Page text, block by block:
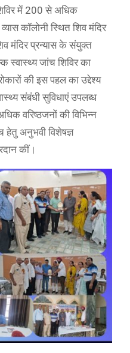
में 200 से अधिक
कॉलोनी स्थित शिव मंदिर
मंदिर प्रन्यास के संयुक्त
स्वास्थ्य जांच शिविर का
की इस पहल का उद्देश्य
संबंधी सुविधाएं उपलब्ध
वरिष्ठजनों की विभिन्न
हेतु अनुभवी विशेषज्ञ
कीं।